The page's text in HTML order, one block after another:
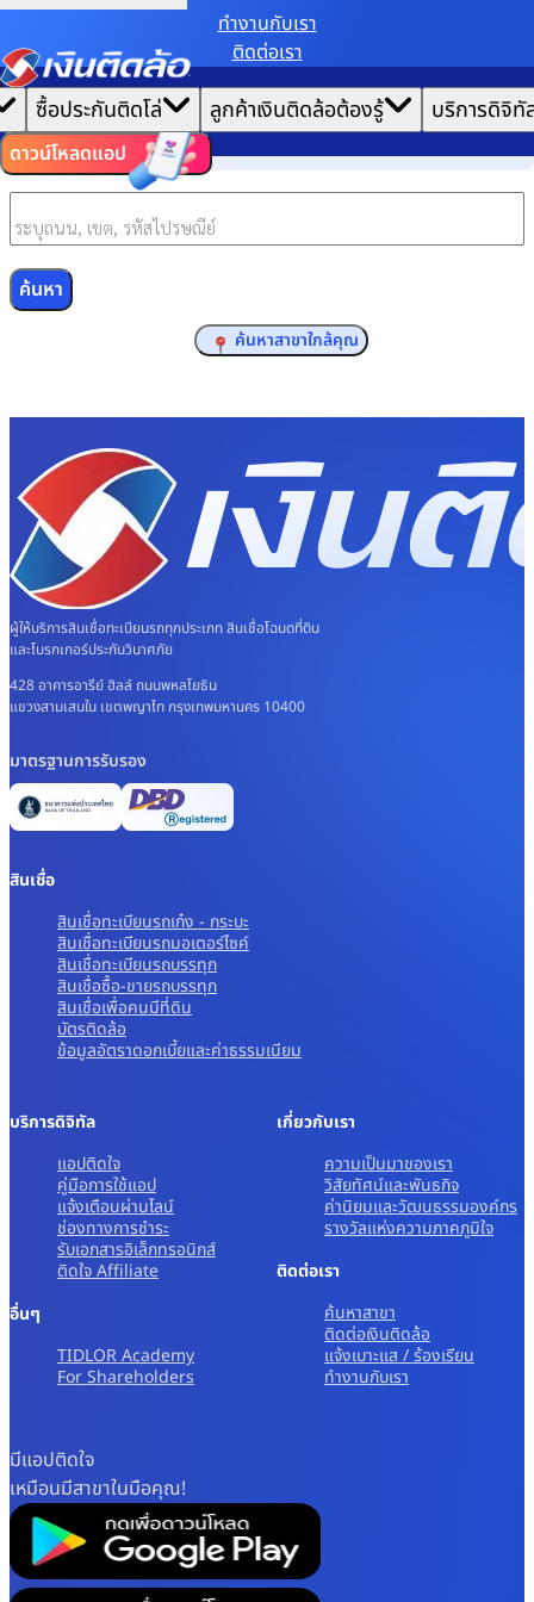
ทํางานกับเรา
ติดต่อเรา
|
ไทย EN
ซื้อประกันติดโล่ ลูกค้าเงินติดล้อต้องรู้ บริการดิจิทั
ดาวน์โหลดแอป
ติดต่อเรา
ค้นหาสาขา
ค้นหาสาขา
ค้นหา
ค้นหาสาขาใกล้คุณ
ผู้ให้บริการสินเชื่อทะเบียนรถทุกประเภท สินเชื่อโฉนดที่ดิน
และโบรกเกอร์ประกันวินาศภัย
428 อาคารอารีย์ ฮิลล์ ถนนพหลโยธิน
แขวงสามเสนใน เขตพญาไท กรุงเทพมหานคร 10400
มาตรฐานการรับรอง
สินเชื่อ
สินเชื่อทะเบียนรถเก๋ง - กระบะ
สินเชื่อทะเบียนรถมอเตอร์ไซค์
สินเชื่อทะเบียนรถบรรทุก
สินเชื่อซื้อ-ขายรถบรรทุก
สินเชื่อเพื่อคนมีที่ดิน
บัตรติดล้อ
ข้อมูลอัตราดอกเบี้ยและค่าธรรมเนียม
บริการดิจิทัล
แอปติดใจ
คู่มือการใช้แอป
แจ้งเตือนผ่านไลน์
ช่องทางการชำระ
รับเอกสารอิเล็กทรอนิกส์
ติดใจ Affiliate
อื่นๆ
TIDLOR Academy
For Shareholders
เกี่ยวกับเรา
ความเป็นมาของเรา
วิสัยทัศน์และพันธกิจ
ค่านิยมและวัฒนธรรมองค์กร
รางวัลแห่งความภาคภูมิใจ
ติดต่อเรา
ค้นหาสาขา
ติดต่อเงินติดล้อ
แจ้งเบาะแส / ร้องเรียน
ทํางานกับเรา
มีแอปติดใจ
เหมือนมีสาขาในมือคุณ!
เราขอเก็บข้อมูลตาม นโยบายการใช้คุกกี้ เพื่อมอบประสบการณ์การใช้งานเว็บไซต์ที่ดีที่สุดให้
คุณ
ตั้งค่าคุกกี้ ยอมรับคุกกี้ทั้งหมด